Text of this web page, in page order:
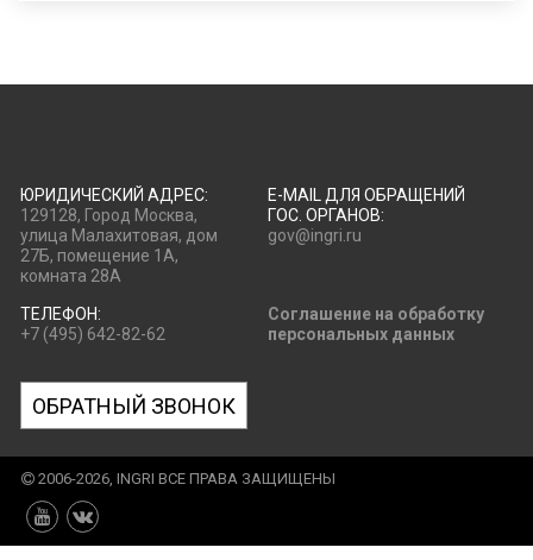
ЮРИДИЧЕСКИЙ АДРЕС:
129128, Город Москва,
улица Малахитовая, дом
27Б, помещение 1А,
комната 28А
E-MAIL ДЛЯ ОБРАЩЕНИЙ
ГОС. ОРГАНОВ:
gov@ingri.ru
ТЕЛЕФОН:
+7 (495) 642-82-62
Соглашение на обработку
персональных данных
ОБРАТНЫЙ ЗВОНОК
2006-2026, INGRI ВСЕ ПРАВА ЗАЩИЩЕНЫ